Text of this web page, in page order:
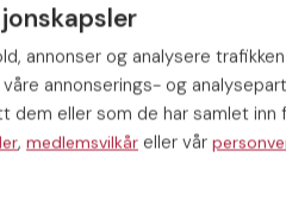
seg flere
som allerede
om du
du altså
annonser og analysere
annonserings- og
dem eller som de har samlet inn
, medlemsvilkår eller vår